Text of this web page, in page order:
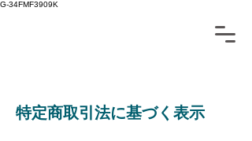
G-34FMF3909K
特定商取引法に基づく表示